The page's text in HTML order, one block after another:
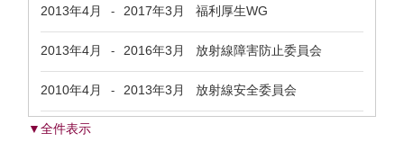
2013年4月 - 2017年3月 福利厚生WG
2013年4月 - 2016年3月 放射線障害防止委員会
2010年4月 - 2013年3月 放射線安全委員会
▼全件表示